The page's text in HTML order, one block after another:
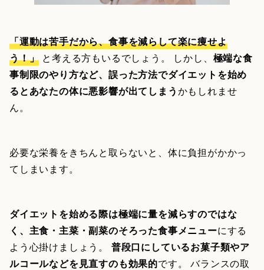
「運動は苦手だから、食事を減らして楽に痩せよ
う！」 と考える方もいるでしょう。 しかし、 極端な食
事制限のやり方など、誤った方法でダイエットを始め
るとあなたの体に悪影響が出てしまうかもしれませ
ん。
必要な栄養をきちんと取らないと、体に負担がかかっ
てしまいます。
ダイエットを始める際は極端に量を減らすのではな
く、主食・主菜・副菜のそろった食事メニューにする
よう心掛けましょう。 普段口にしているお菓子類やア
ルコールなどを見直すのも効果的です。 バランスの取